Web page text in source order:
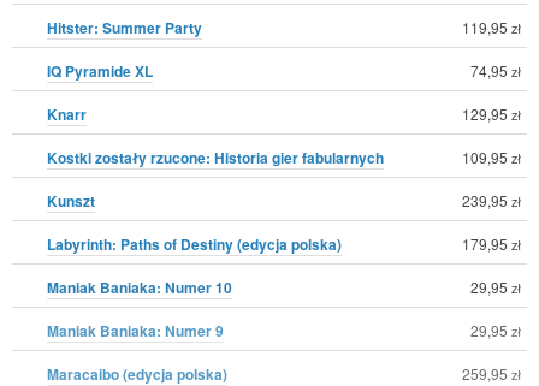
Hitster: Summer Party 119,95 zł
IQ Pyramide XL 74,95 zł
Knarr 129,95 zł
Kostki zostały rzucone: Historia gier fabularnych 109,95 zł
Kunszt 239,95 zł
Labyrinth: Paths of Destiny (edycja polska) 179,95 zł
Maniak Baniaka: Numer 10 29,95 zł
Maniak Baniaka: Numer 9 29,95 zł
Maracaibo (edycja polska) 259,95 zł